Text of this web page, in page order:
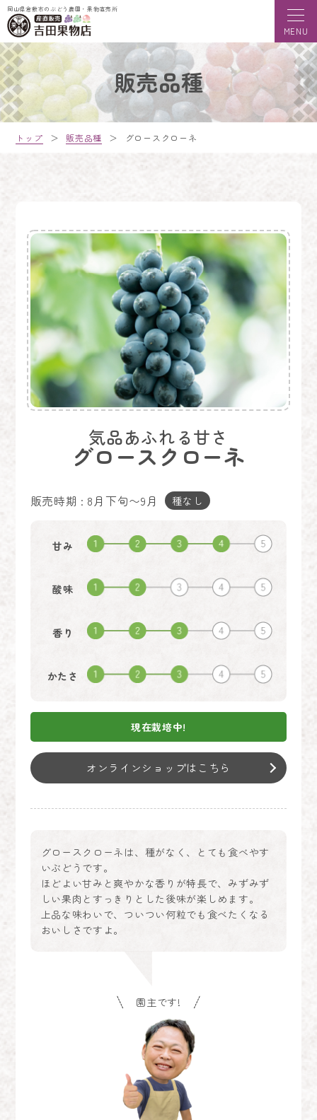
岡山県倉敷市のぶどう農園・果物直売所
販売品種
トップ ＞ 販売品種 ＞ グロースクローネ
気品あふれる甘さ
グロースクローネ
販売時期 : 8月下旬〜9月 種なし
甘み
酸味
香り
かたさ
現在栽培中!
オンラインショップはこちら
園主です!
グロースクローネは、種がなく、とても食べやす
いぶどうです。
ほどよい甘みと爽やかな香りが特長で、みずみず
しい果肉とすっきりとした後味が楽しめます。
上品な味わいで、ついつい何粒でも食べたくなる
おいしさですよ。